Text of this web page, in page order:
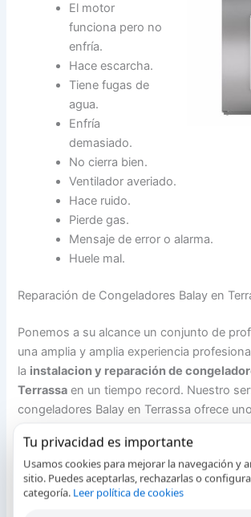
El motor
funciona pero no
enfría.
Hace escarcha.
Tiene fugas de
agua.
Enfría
demasiado.
No cierra bien.
Ventilador averiado.
Hace ruido.
Pierde gas.
Mensaje de error o alarma.
Huele mal.
Reparación de Congeladores Balay en
Ponemos a su alcance un conjunto de
una amplia y amplia experiencia
la instalacion y reparación de
Terrassa en un tiempo record. Nuestro
congeladores Balay en Terrassa ofrece
servicio tecnico autorizado en Terrassa
de congeladores Balay. Nos encargamos
y reparación in-situ de su arcón
Tu privacidad es importante
Usamos cookies para mejorar la navegación y
sitio. Puedes aceptarlas, rechazarlas o
categoría. Leer política de cookies